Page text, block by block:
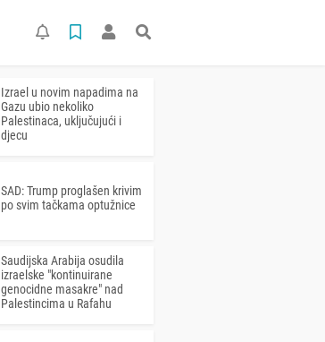
Izrael u novim napadima na
Gazu ubio nekoliko
Palestinaca, uključujući i
djecu
SAD: Trump proglašen krivim
po svim tačkama optužnice
Saudijska Arabija osudila
izraelske "kontinuirane
genocidne masakre" nad
Palestincima u Rafahu